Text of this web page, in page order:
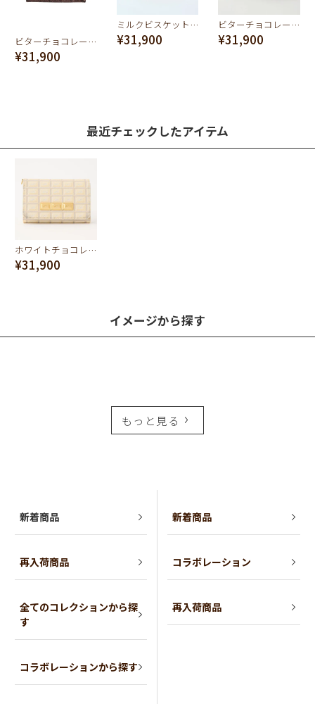
ビターチョコレート ショートウォレット（財布）
¥31,900
ミルクビスケット ショートウォレット(二つ折り財布）
¥31,900
ビターチョコレートバー ショートウォレット（財布）
¥31,900
最近チェックしたアイテム
ホワイトチョコレート ショートウォレット（財布）
¥31,900
イメージから探す
もっと見る
新着商品
再入荷商品
全てのコレクションから探
す
コラボレーションから探す
新着商品
コラボレーション
再入荷商品